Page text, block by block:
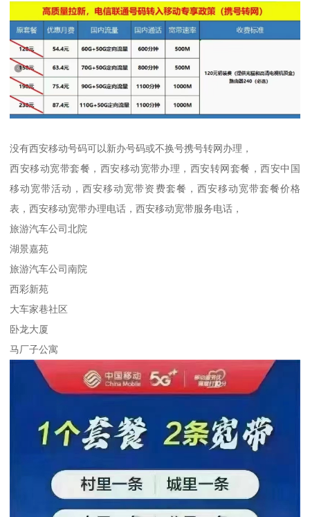
没有西安移动号码可以新办号码或不换号携号转网办理，
西安移动宽带套餐，西安移动宽带办理，西安转网套餐，西安中国
移动宽带活动，西安移动宽带资费套餐，西安移动宽带套餐价格
表，西安移动宽带办理电话，西安移动宽带服务电话，
旅游汽车公司北院
湖景嘉苑
旅游汽车公司南院
西彩新苑
大车家巷社区
卧龙大厦
马厂子公寓